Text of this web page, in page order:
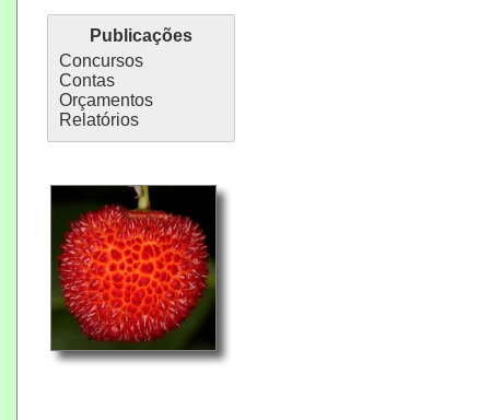
Publicações
Concursos
Contas
Orçamentos
Relatórios